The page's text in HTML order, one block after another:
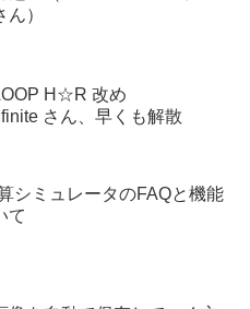
ん）
H☆R 改め
さん、早くも解散
シミュレータのFAQと機能
て